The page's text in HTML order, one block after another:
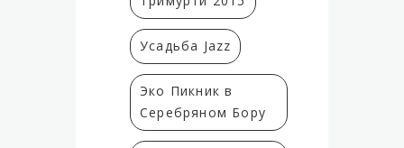
Усадьба Jazz
Эко Пикник в
Серебряном Бору